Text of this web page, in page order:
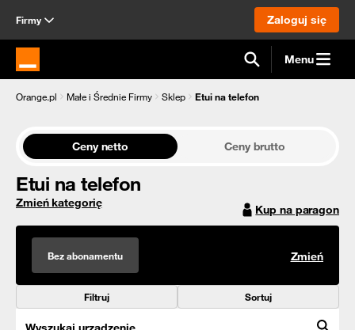
Firmy Zaloguj się
Strona główna Orange.pl Menu
Orange.pl Małe i Średnie Firmy Sklep Etui na telefon
Ceny netto Ceny brutto
Etui na telefon
Zmień kategorię Kup na paragon
Bez abonamentu Zmień
Filtruj Sortuj